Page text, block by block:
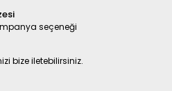
seçeneği
bize iletebilirsiniz.